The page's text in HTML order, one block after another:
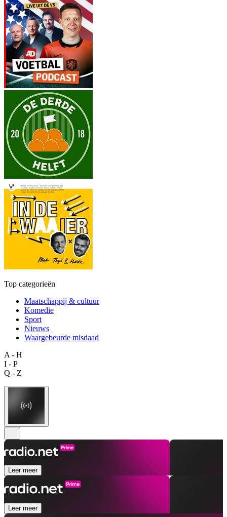
Top categorieën
Maatschappij & cultuur
Komedie
Sport
Nieuws
Waargebeurde misdaad
A - H
I - P
Q - Z
Leer meer
Leer meer